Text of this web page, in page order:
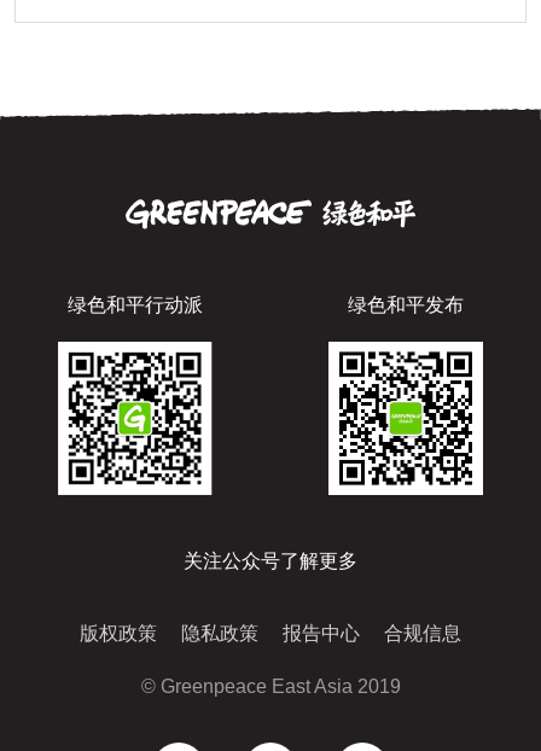
绿色和平行动派 绿色和平发布
关注公众号了解更多
版权政策 隐私政策 报告中心 合规信息
© Greenpeace East Asia 2019